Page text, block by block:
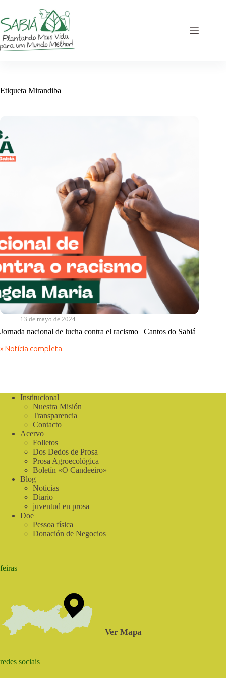
contenido
Etiqueta Mirandiba
13 de mayo de 2024
Jornada nacional de lucha contra el racismo | Cantos do Sabiá
» Notícia completa
Jornada
el
racismo
Sabiá
Institucional
Nuestra Misión
Transparencia
Contacto
Acervo
Folletos
Dos Dedos de Prosa
Prosa Agroecológica
Boletín «O Candeeiro»
Blog
Noticias
Diario
juventud en prosa
Doe
Pessoa física
Donación de Negocios
feiras
Ver Mapa
redes sociais